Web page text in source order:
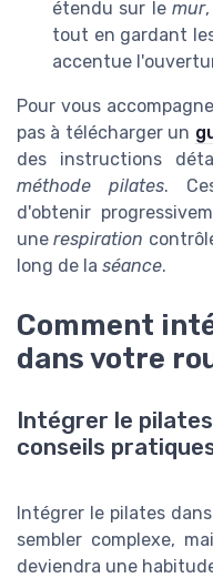
étendu sur le mur
tout en gardant
accentue
Pour vous
pas à télécharger un
des instructions
méthode pilates.
d'obtenir
unerespiration
long de la séance.
Comment
dans votre
Intégrer le
conseils
Intégrer le pilates
sembler complexe,
deviendra une